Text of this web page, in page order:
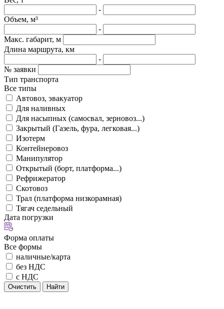
-
Объем, м³
-
Макс. габарит, м
Длина маршрута, км
-
№ заявки
Тип транспорта
Все типы
Автовоз, эвакуатор
Для наливных
Для насыпных (самосвал, зерновоз...)
Закрытый (Газель, фура, легковая...)
Изотерм
Контейнеровоз
Манипулятор
Открытый (борт, платформа...)
Рефрижератор
Скотовоз
Трал (платформа низкорамная)
Тягач седельный
Дата погрузки
Форма оплаты
Все формы
наличные/карта
без НДС
с НДС
Очистить Найти